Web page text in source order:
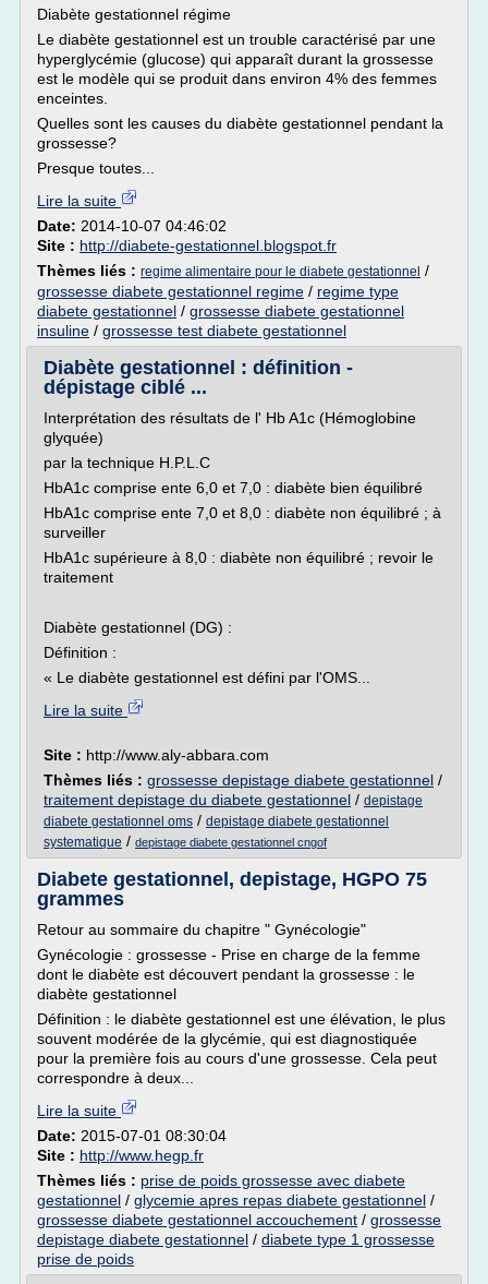
Diabète gestationnel régime
Le diabète gestationnel est un trouble caractérisé par une
hyperglycémie (glucose) qui apparaît durant la grossesse
est le modèle qui se produit dans environ 4% des femmes
enceintes.
Quelles sont les causes du diabète gestationnel pendant la
grossesse?
Presque toutes...
Lire la suite
Date: 2014-10-07 04:46:02
Site : http://diabete-gestationnel.blogspot.fr
Thèmes liés : regime alimentaire pour le diabete gestationnel /
grossesse diabete gestationnel regime / regime type
diabete gestationnel / grossesse diabete gestationnel
insuline / grossesse test diabete gestationnel
Diabète gestationnel : définition -
dépistage ciblé ...
Interprétation des résultats de l' Hb A1c (Hémoglobine
glyquée)
par la technique H.P.L.C
HbA1c comprise ente 6,0 et 7,0 : diabète bien équilibré
HbA1c comprise ente 7,0 et 8,0 : diabète non équilibré ; à
surveiller
HbA1c supérieure à 8,0 : diabète non équilibré ; revoir le
traitement
Diabète gestationnel (DG) :
Définition :
« Le diabète gestationnel est défini par l'OMS...
Lire la suite
Site : http://www.aly-abbara.com
Thèmes liés : grossesse depistage diabete gestationnel /
traitement depistage du diabete gestationnel / depistage
diabete gestationnel oms / depistage diabete gestationnel
systematique / depistage diabete gestationnel cngof
Diabete gestationnel, depistage, HGPO 75
grammes
Retour au sommaire du chapitre " Gynécologie"
Gynécologie : grossesse - Prise en charge de la femme
dont le diabète est découvert pendant la grossesse : le
diabète gestationnel
Définition : le diabète gestationnel est une élévation, le plus
souvent modérée de la glycémie, qui est diagnostiquée
pour la première fois au cours d'une grossesse. Cela peut
correspondre à deux...
Lire la suite
Date: 2015-07-01 08:30:04
Site : http://www.hegp.fr
Thèmes liés : prise de poids grossesse avec diabete
gestationnel / glycemie apres repas diabete gestationnel /
grossesse diabete gestationnel accouchement / grossesse
depistage diabete gestationnel / diabete type 1 grossesse
prise de poids